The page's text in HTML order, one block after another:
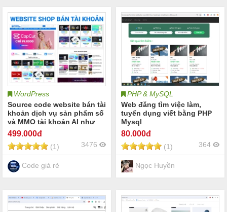
WordPress
Source code website bán tài
khoản dịch vụ sản phẩm số
và MMO tài khoản AI như
ChatGPT Gemini Grok |
Nâng cấp Tài khoản Canva
tài khoản Capcup tài khoản
Youtube | Source code
digital theme plugin
499.000đ
(1) 3476
Code giá rẻ
PHP & MySQL
Web đăng tìm việc làm,
tuyển dụng viết bằng PHP
Mysql
80.000đ
(1) 364
Ngọc Huyền